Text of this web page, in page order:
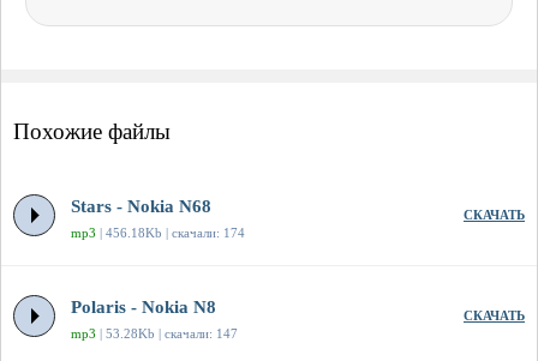
Похожие файлы
Stars - Nokia N68
mp3 | 456.18Kb | скачали: 174
СКАЧАТЬ
Polaris - Nokia N8
mp3 | 53.28Kb | скачали: 147
СКАЧАТЬ